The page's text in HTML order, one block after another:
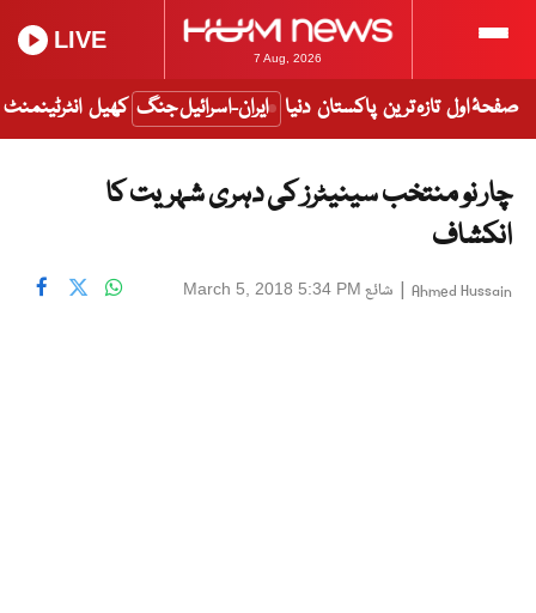
7 Aug, 2026
LIVE
صفحۂ اول تازہ ترین پاکستان دنیا ایران-اسرائیل جنگ کھیل انٹرٹینمنٹ
چار نو منتخب سینیٹرز کی دہری شہریت کا
انکشاف
Ahmed Hussain
| شائع March 5, 2018 5:34 PM